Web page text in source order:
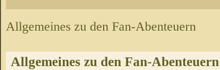
Allgemeines zu den Fan-Abenteuern
Allgemeines zu den Fan-Abenteuern